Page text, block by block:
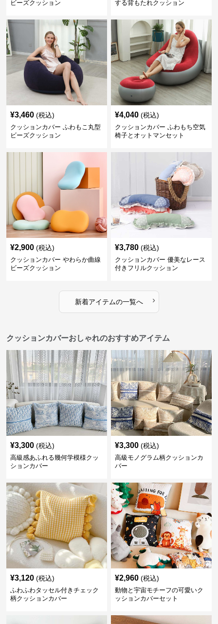
ビーズクッション する背もたれクッション
¥3,460 (税込)
クッションカバー ふわもこ丸型
ビーズクッション
¥4,040 (税込)
クッションカバー ふわもち空気
椅子とオットマンセット
¥2,900 (税込)
クッションカバー やわらか曲線
ビーズクッション
¥3,780 (税込)
クッションカバー 優美なレース
付きフリルクッション
新着アイテムの一覧へ ›
クッションカバーおしゃれのおすすめアイテム
¥3,300 (税込)
高級感あふれる幾何学模様クッ
ションカバー
¥3,300 (税込)
高級モノグラム柄クッションカ
バー
¥3,120 (税込)
ふわふわタッセル付きチェック
柄クッションカバー
¥2,960 (税込)
動物と宇宙モチーフの可愛いク
ッションカバーセット